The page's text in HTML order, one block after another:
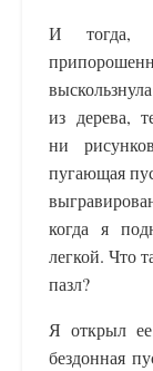
И тогда,
из дерева,
ни
пугающая
когда я
легкой. Что
пазл?
Я открыл
бездонная